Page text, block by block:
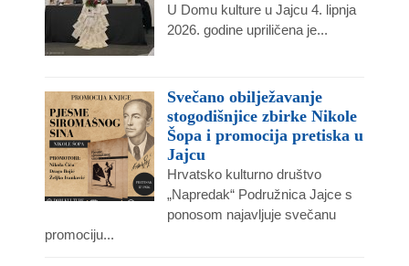
U Domu kulture u Jajcu 4. lipnja
2026. godine upriličena je...
Svečano obilježavanje
stogodišnjice zbirke Nikole
Šopa i promocija pretiska u
Jajcu
Hrvatsko kulturno društvo
„Napredak“ Podružnica Jajce s
ponosom najavljuje svečanu
promociju...